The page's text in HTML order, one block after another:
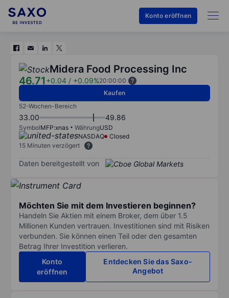
Konto eröffnen
Midera Food Processing Inc
46.71+0.04 / +0.09%20:00:00
Kaufen
52-Wochen-Bereich
33.00 49.86
SymbolMFP:xnas WährungUSD
NASDAQ
Closed
15 Minuten verzögert
Daten bereitgestellt von
Möchten Sie mit dem Investieren beginnen?
Handeln Sie Aktien mit einem Broker, dem über 1.5
Millionen Kunden vertrauen. Investitionen sind mit Risiken
verbunden. Sie können einen Teil oder den gesamten
Betrag Ihrer Investition verlieren.
Konto
eröffnen
Entdecken Sie das Saxo-
Angebot